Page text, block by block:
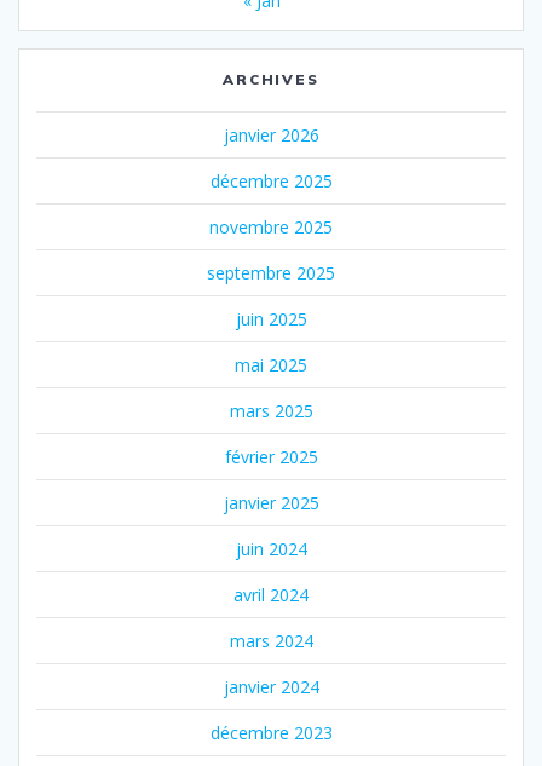
ARCHIVES
janvier 2026
décembre 2025
novembre 2025
septembre 2025
juin 2025
mai 2025
mars 2025
février 2025
janvier 2025
juin 2024
avril 2024
mars 2024
janvier 2024
décembre 2023